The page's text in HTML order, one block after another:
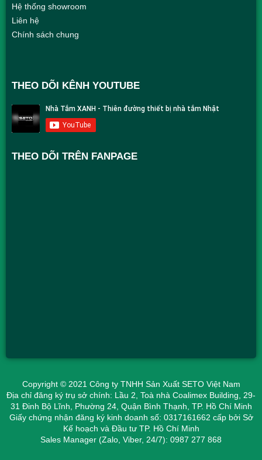
Hệ thống showroom
Liên hệ
Chính sách chung
THEO DÕI KÊNH YOUTUBE
THEO DÕI TRÊN FANPAGE
Copyright © 2021 Công ty TNHH Sản Xuất SETO Việt Nam
Địa chỉ đăng ký trụ sở chính: Lầu 2, Toà nhà Coalimex Building, 29-
31 Đinh Bộ Lĩnh, Phường 24, Quận Bình Thạnh, TP. Hồ Chí Minh
Giấy chứng nhận đăng ký kinh doanh số: 0317161662 cấp bởi Sở
Kế hoạch và Đầu tư TP. Hồ Chí Minh
Sales Manager (Zalo, Viber, 24/7): 0987 277 868